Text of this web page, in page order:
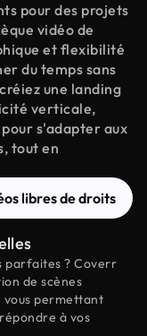
pour des projets
vidéo de
et flexibilité
du temps sans
une landing
verticale,
s'adapter aux
tout en
libres de droits
parfaites ? Coverr
de scènes
vous permettant
à vos